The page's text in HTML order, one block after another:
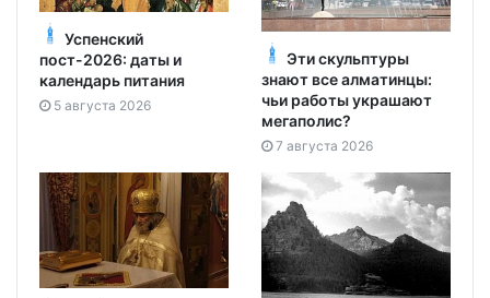
Успенский
пост-2026: даты и
календарь питания
5 августа 2026
Эти скульптуры
знают все алматинцы:
чьи работы украшают
мегаполис?
7 августа 2026